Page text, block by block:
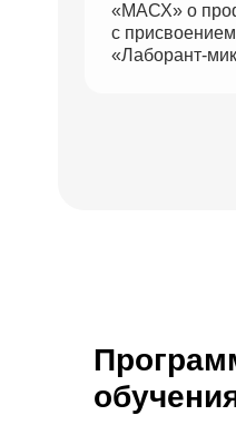
«МАСХ» о
с
«Лаборант-